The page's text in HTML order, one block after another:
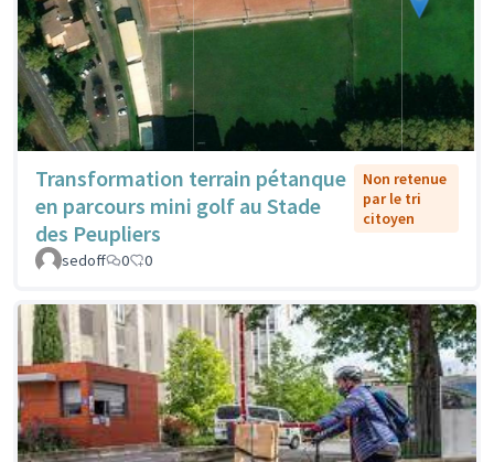
Transformation terrain pétanque
en parcours mini golf au Stade
des Peupliers
Non retenue
par le tri
citoyen
sedoff 0 0